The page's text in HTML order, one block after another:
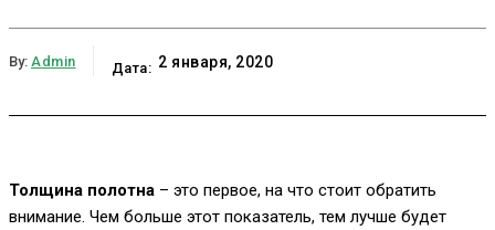
By: Admin Дата: 2 января, 2020
Толщина полотна – это первое, на что стоит обратить
внимание. Чем больше этот показатель, тем лучше будет